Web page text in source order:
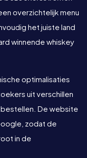
overzichtelijk menu
het juiste land
winnende whiskey
optimalisaties
uit verschillen
De website
zodat de
in de